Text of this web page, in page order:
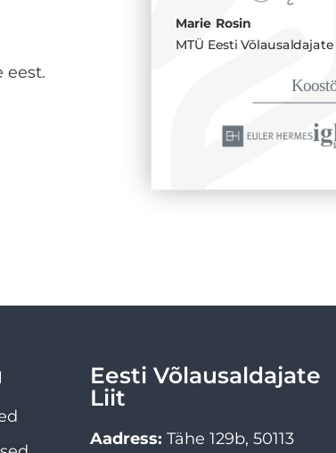
eest.
Marie Rosin
MTÜ Eesti
Eesti Võlausaldajate
Liit
Aadress: Tähe 129b, 50113